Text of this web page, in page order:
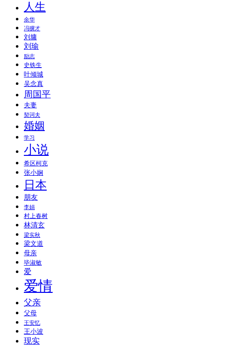
人生
余华
冯骥才
刘墉
刘瑜
励志
史铁生
叶倾城
吴念真
周国平
夫妻
契诃夫
婚姻
学习
小说
希区柯克
张小娴
日本
朋友
李娟
村上春树
林清玄
梁实秋
梁文道
母亲
毕淑敏
爱
爱情
父亲
父母
王安忆
王小波
现实